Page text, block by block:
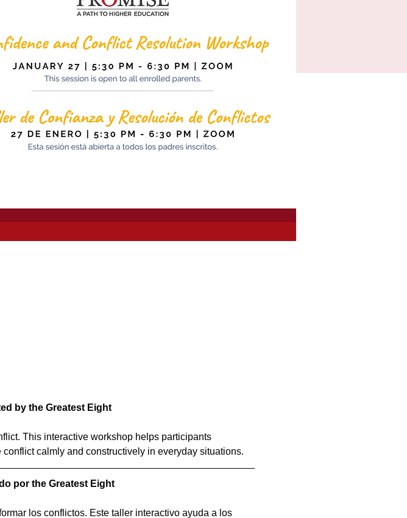
by the Greatest Eight
This interactive workshop helps participants
calmly and constructively in everyday situations.
por the Greatest Eight
los conflictos. Este taller interactivo ayuda a los